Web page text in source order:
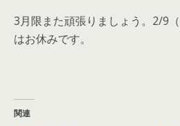
3月限また頑張りましょう。2/9
はお休みです。
関連